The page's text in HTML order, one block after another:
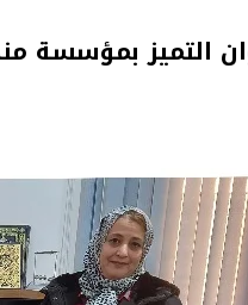
التميز بمؤسسة